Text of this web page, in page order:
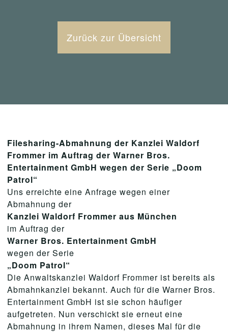
Zurück zur Übersicht
Filesharing-Abmahnung der Kanzlei Waldorf
Frommer im Auftrag der Warner Bros.
Entertainment GmbH wegen der Serie „Doom
Patrol“
Uns erreichte eine Anfrage wegen einer
Abmahnung der
Kanzlei Waldorf Frommer aus München
im Auftrag der
Warner Bros. Entertainment GmbH
wegen der Serie
„Doom Patrol“
Die Anwaltskanzlei Waldorf Frommer ist bereits als
Abmahnkanzlei bekannt. Auch für die Warner Bros.
Entertainment GmbH ist sie schon häufiger
aufgetreten. Nun verschickt sie erneut eine
Abmahnung in ihrem Namen, dieses Mal für die